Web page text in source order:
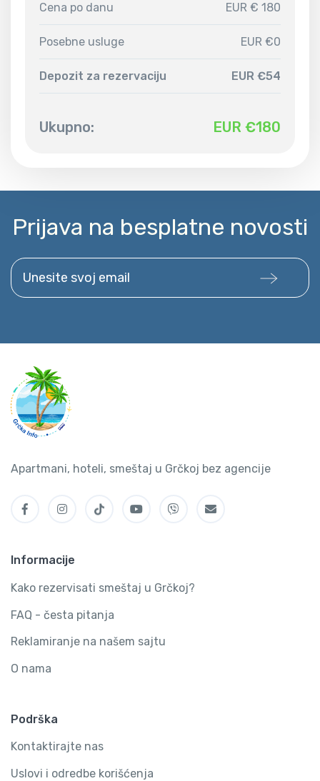
Cena po danu EUR € 180
Posebne usluge EUR €0
Depozit za rezervaciju EUR €54
Ukupno: EUR €180
Prijava na besplatne novosti
Unesite svoj email
Apartmani, hoteli, smeštaj u Grčkoj bez agencije
Informacije
Kako rezervisati smeštaj u Grčkoj?
FAQ - česta pitanja
Reklamiranje na našem sajtu
O nama
Podrška
Kontaktirajte nas
Uslovi i odredbe korišćenja